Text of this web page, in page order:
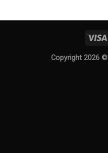
Copyright 2026 ©